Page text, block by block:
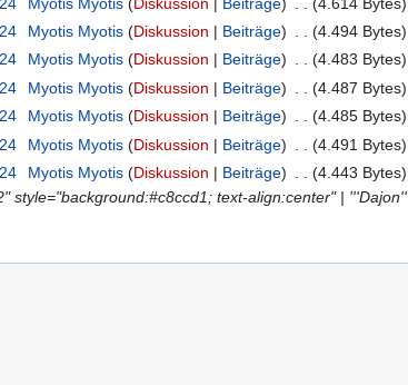
Myotis Myotis (Diskussion | Beiträge) (4.494 Bytes)
Myotis Myotis (Diskussion | Beiträge) . . (4.483 Bytes)
Myotis Myotis (Diskussion | Beiträge) (4.487 Bytes)
Myotis Myotis (Diskussion | Beiträge) (4.485 Bytes)
Myotis Myotis (Diskussion | Beiträge) (4.491 Bytes)
Myotis Myotis (Diskussion | Beiträge) (4.443 Bytes)
style="background:#c8ccd1; text-align:center" |